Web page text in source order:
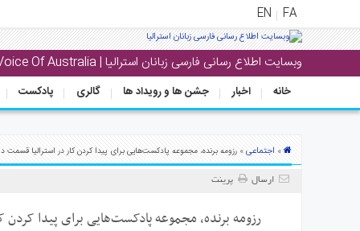
FA
EN
وبسایت اطلاع رسانی فارسی زبانان استرالیا | Voice Of Australia
خانه اخبار جشن ها و رویداد ها گالری پادکست
اصلی
خانه
» اجتماعی» رزومه برنده، مجموعه پادکست‌هایی برای پیدا کردن کار در استرالیا قسمت
ارسال پرینت
رزومه برنده، مجموعه پادکست‌هایی برای پیدا کردن